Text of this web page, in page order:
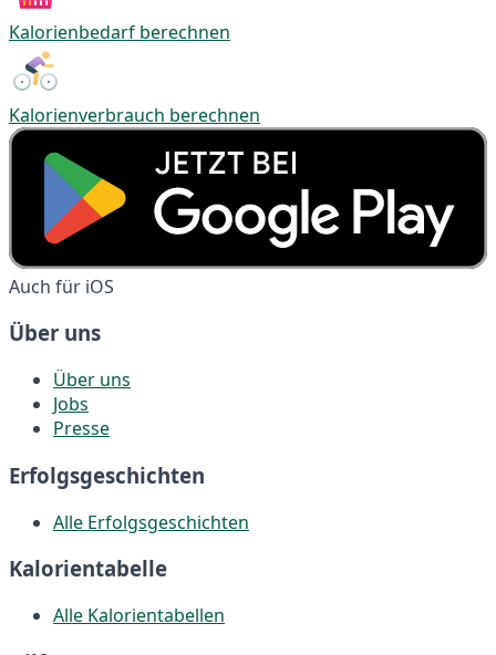
Kalorienbedarf berechnen
Kalorienverbrauch berechnen
Auch für iOS
Über uns
Über uns
Jobs
Presse
Erfolgsgeschichten
Alle Erfolgsgeschichten
Kalorientabelle
Alle Kalorientabellen